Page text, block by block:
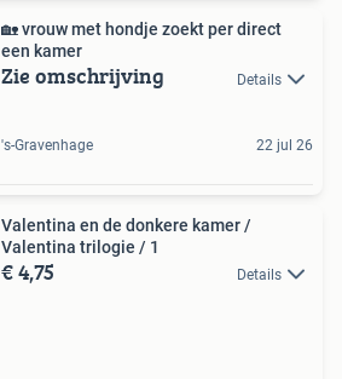
🏡 vrouw met hondje zoekt per direct
een kamer
Zie omschrijving Details
's-Gravenhage 22 jul 26
Valentina en de donkere kamer /
Valentina trilogie / 1
€ 4,75 Details